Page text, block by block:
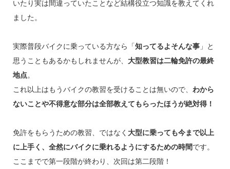
いたり実は間違っていたことなど結構役立つ知識を教えてくれ
ました。
実際普段バイクに乗っている方なら「知ってるよそんな事」と
思うこともあるかもしれませんが、 大型教習は二輪免許の最終
地点。
これ以上はもうバイクの教習を受けることは無いので、 わから
ないことや不得意な部分は全部教えてもらったほうが絶対得！
免許をもらうための教習、ではなく 大型に乗っても今まで以上
に上手く、全然にバイクに乗れるようにするための時間です。
ここまでで第一段階が終わり、次回は第二段階！